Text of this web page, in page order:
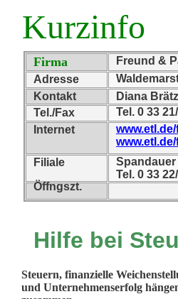
Kurzinfo
Firma
Freund &
Adresse
Kontakt
Diana Brätz
Tel./Fax
Tel. 0 33
Internet
Filiale
Spandauer
Tel. 0 33
Öffngszt.
Hilfe bei
Steuern, finanzielle
und Unternehmenserfolg